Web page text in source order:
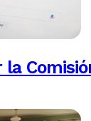
la